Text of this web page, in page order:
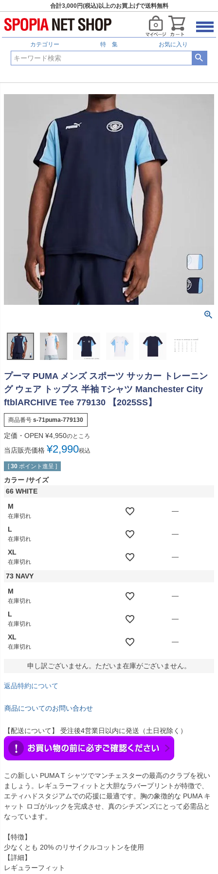
合計3,000円(税込)以上のお買上げで送料無料
カテゴリー 特 集 お気に入り
プーマ PUMA メンズ スポーツ サッカー トレーニン
グ ウェア トップス 半袖 Tシャツ Manchester City
ftblARCHIVE Tee 779130 【2025SS】
商品番号 s-71puma-779130
定価・OPEN ¥4,950のところ
当店販売価格 ¥2,990税込
[ 30 ポイント進呈 ]
カラー サイズ
66 WHITE
M
在庫切れ
—
L
在庫切れ
—
XL
在庫切れ
—
73 NAVY
M
在庫切れ
—
L
在庫切れ
—
XL
在庫切れ
—
申し訳ございません。ただいま在庫がございません。
返品特約について
商品についてのお問い合わせ
【配送について】 受注後4営業日以内に発送（土日祝除く）
この新しい PUMA T シャツでマンチェスターの最高のクラブを祝い
ましょう。レギュラーフィットと大胆なラバープリントが特徴で、
エティハドスタジアムでの応援に最適です。胸の象徴的な PUMA キ
ャット ロゴがルックを完成させ、真のシチズンズにとって必需品と
なっています。
【特徴】
少なくとも 20% のリサイクルコットンを使用
【詳細】
レギュラーフィット